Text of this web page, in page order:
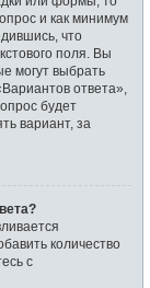
и как минимум
что
поля. Вы
могут выбрать
ответа»,
будет
вариант, за
количество
с